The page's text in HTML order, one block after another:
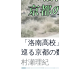
「洛南高
巡る京都の
村瀬理紀